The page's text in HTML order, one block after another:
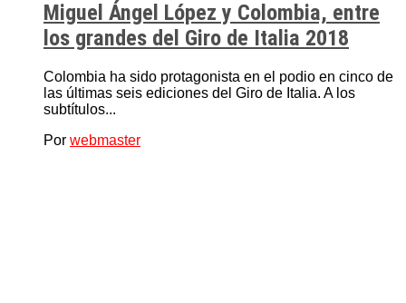
Miguel Ángel López y Colombia, entre
los grandes del Giro de Italia 2018
Colombia ha sido protagonista en el podio en cinco de
las últimas seis ediciones del Giro de Italia. A los
subtítulos...
Por webmaster